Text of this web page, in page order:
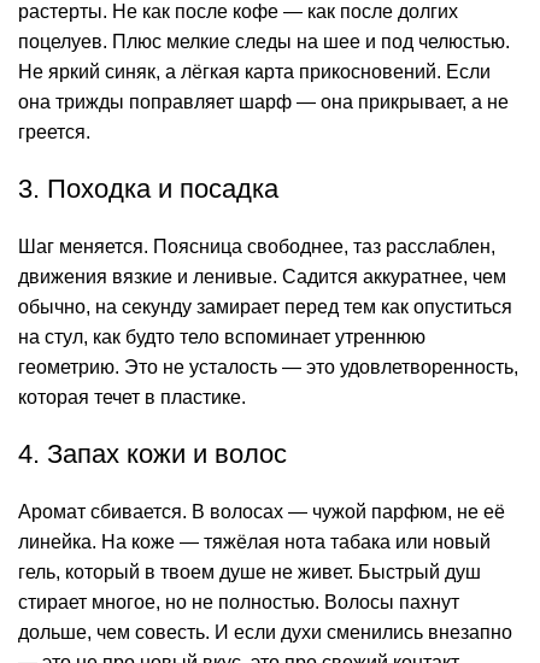
растерты. Не как после кофе — как после долгих
поцелуев. Плюс мелкие следы на шее и под челюстью.
Не яркий синяк, а лёгкая карта прикосновений. Если
она трижды поправляет шарф — она прикрывает, а не
греется.
3. Походка и посадка
Шаг меняется. Поясница свободнее, таз расслаблен,
движения вязкие и ленивые. Садится аккуратнее, чем
обычно, на секунду замирает перед тем как опуститься
на стул, как будто тело вспоминает утреннюю
геометрию. Это не усталость — это удовлетворенность,
которая течет в пластике.
4. Запах кожи и волос
Аромат сбивается. В волосах — чужой парфюм, не её
линейка. На коже — тяжёлая нота табака или новый
гель, который в твоем душе не живет. Быстрый душ
стирает многое, но не полностью. Волосы пахнут
дольше, чем совесть. И если духи сменились внезапно